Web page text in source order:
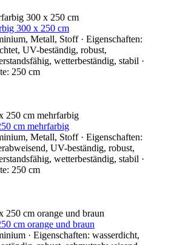
300 x 250 cm
Metall, Stoff · Eigenschaften:
UV-beständig, robust,
wetterbeständig, stabil ·
250 cm
cm mehrfarbig
Metall, Stoff · Eigenschaften:
UV-beständig, robust,
wetterbeständig, stabil ·
250 cm
cm orange und braun
· Eigenschaften: wasserdicht,